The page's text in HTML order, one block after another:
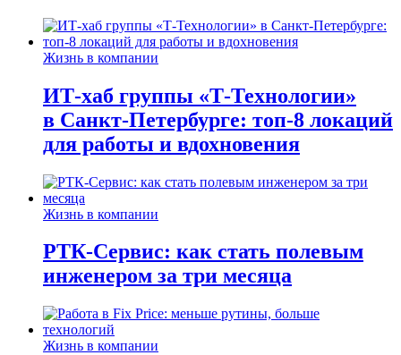
Жизнь в компании
ИТ-хаб группы «Т-Технологии»
в Санкт-Петербурге: топ-8 локаций
для работы и вдохновения
Жизнь в компании
РТК-Сервис: как стать полевым
инженером за три месяца
Жизнь в компании